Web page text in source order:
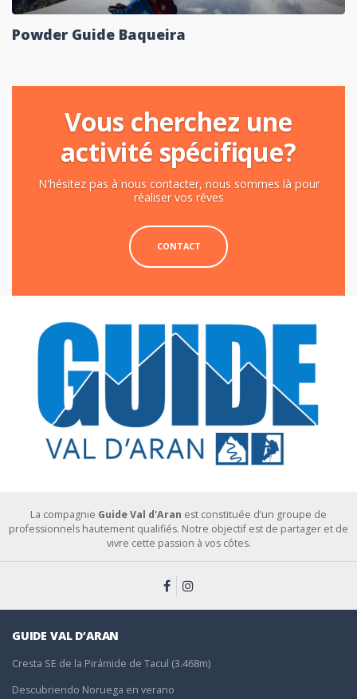
Powder Guide Baqueira
Vous cherchez une
activité spécifique?
N'hésitez pas à nous contacter, nous sommes là pour
réaliser vos rêves
CONTACT
La compagnie Guide Val d'Aran est constituée d’un groupe de
professionnels hautement qualifiés. Notre objectif est de partager et de
vivre cette passion à vos côtes.
GUIDE VAL D’ARAN
Cresta SE de la Pirámide de Tacul (3.468m)
Descubriendo Noruega en verano